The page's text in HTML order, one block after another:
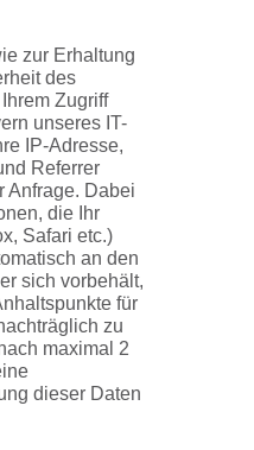
zur Erhaltung
des
Zugriff
unseres IT-
IP-Adresse,
Referrer
Anfrage. Dabei
die Ihr
Safari etc.)
an den
sich vorbehält,
für
zu
maximal 2
dieser Daten